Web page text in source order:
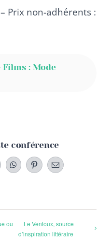
– Prix non-adhérents :
Films : Mode
conférence
WhatsAppPinterestEmail
ou
Le Ventoux, source
d’inspiration littéraire